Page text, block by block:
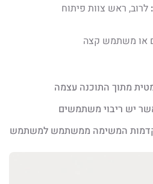
לרוב, ראש צוות פיתוח
או משתמש קצה
מתוך התוכנה עצמה
יש ריבוי משתמשים
המשימה ממשתמש למשתמש